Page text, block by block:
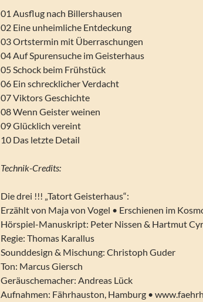
01 Ausflug nach Billershausen
02 Eine unheimliche Entdeckung
03 Ortstermin mit Überraschungen
04 Auf Spurensuche im Geisterhaus
05 Schock beim Frühstück
06 Ein schrecklicher Verdacht
07 Viktors Geschichte
08 Wenn Geister weinen
09 Glücklich vereint
10 Das letzte Detail
Technik-Credits:
Die drei !!! „Tatort Geisterhaus“:
Erzählt von Maja von Vogel • Erschienen im
Hörspiel-Manuskript: Peter Nissen & Hartmut
Regie: Thomas Karallus
Sounddesign & Mischung: Christoph Guder
Ton: Marcus Giersch
Geräuschemacher: Andreas Lück
Aufnahmen: Fährhauston, Hamburg •